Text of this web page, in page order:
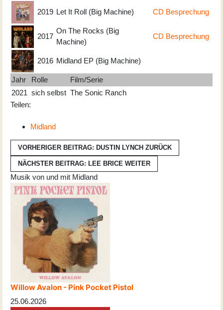
2019 Let It Roll (Big Machine) CD Besprechung
2017
On The Rocks (Big
Machine)
CD Besprechung
2016 Midland EP (Big Machine)
Jahr Rolle
Film/Serie
2021 sich selbst The Sonic Ranch
Teilen:
Midland
VORHERIGER BEITRAG: DUSTIN LYNCH ZURÜCK
NÄCHSTER BEITRAG: LEE BRICE WEITER
Musik von und mit Midland
Willow Avalon - Pink Pocket Pistol
25.06.2026